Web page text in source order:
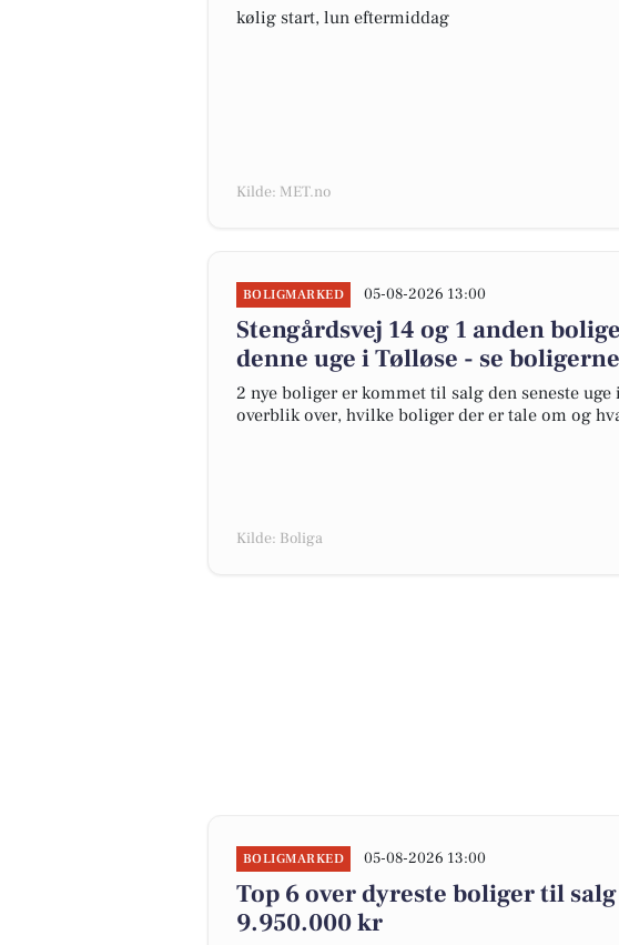
kølig start, lun eftermiddag
Kilde: MET.no
BOLIGMARKED 05-08-2026 13:00
Stengårdsvej 14 og 1 anden
denne uge i Tølløse - se
2 nye boliger er kommet til salg den seneste
overblik over, hvilke boliger der er tale om og
Kilde: Boliga
BOLIGMARKED 05-08-2026 13:00
Top 6 over dyreste boliger til
9.950.000 kr